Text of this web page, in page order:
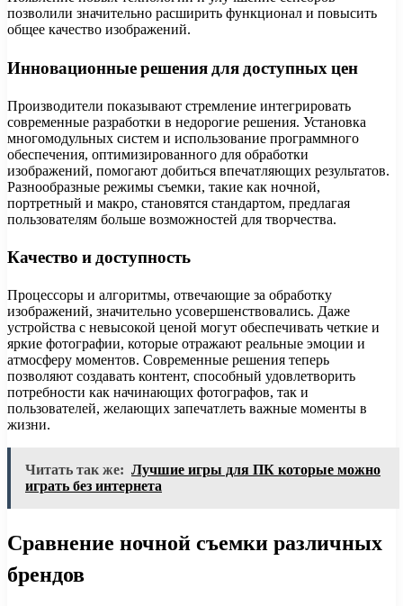
позволили значительно расширить функционал и повысить
общее качество изображений.
Инновационные решения для доступных цен
Производители показывают стремление интегрировать
современные разработки в недорогие решения. Установка
многомодульных систем и использование программного
обеспечения, оптимизированного для обработки
изображений, помогают добиться впечатляющих результатов.
Разнообразные режимы съемки, такие как ночной,
портретный и макро, становятся стандартом, предлагая
пользователям больше возможностей для творчества.
Качество и доступность
Процессоры и алгоритмы, отвечающие за обработку
изображений, значительно усовершенствовались. Даже
устройства с невысокой ценой могут обеспечивать четкие и
яркие фотографии, которые отражают реальные эмоции и
атмосферу моментов. Современные решения теперь
позволяют создавать контент, способный удовлетворить
потребности как начинающих фотографов, так и
пользователей, желающих запечатлеть важные моменты в
жизни.
Читать так же: Лучшие игры для ПК которые можно
играть без интернета
Сравнение ночной съемки различных
брендов